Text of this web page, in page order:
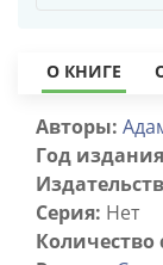
О КНИГЕ
Авторы:
Год
Серия: Нет
Количество